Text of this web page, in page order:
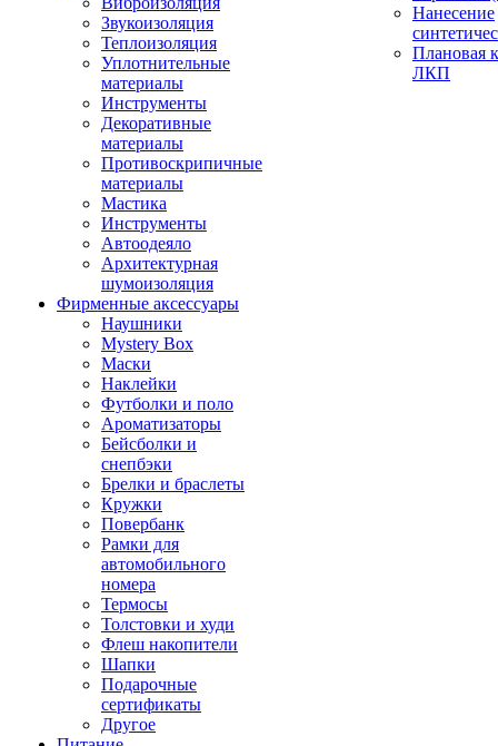
Звукоизоляция
Теплоизоляция
Уплотнительные
материалы
Инструменты
Декоративные
материалы
Противоскрипичные
материалы
Мастика
Инструменты
Автоодеяло
Архитектурная
шумоизоляция
Фирменные аксессуары
Наушники
Mystery Box
Маски
Наклейки
Футболки и поло
Ароматизаторы
Бейсболки и
снепбэки
Брелки и браслеты
Кружки
Повербанк
Рамки для
автомобильного
номера
Термосы
Толстовки и худи
Флеш накопители
Шапки
Подарочные
сертификаты
Другое
Нанесение
Плановая
ЛКП